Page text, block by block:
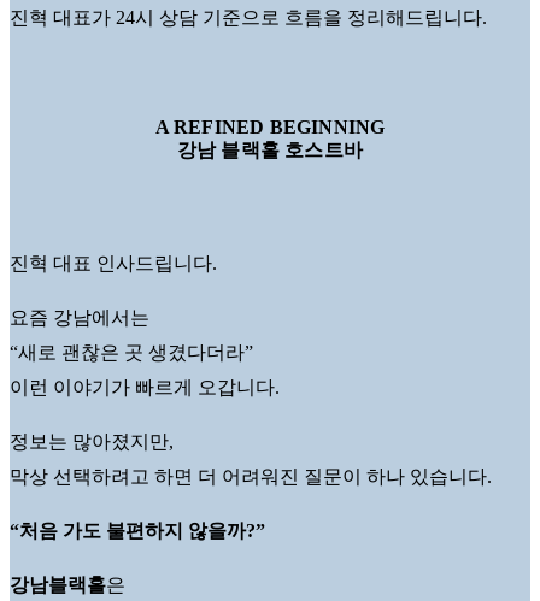
진혁 대표가 24시 상담 기준으로 흐름을 정리해드립니다.
A REFINED BEGINNING
강남 블랙홀 호스트바
진혁 대표 인사드립니다.
요즘 강남에서는
“새로 괜찮은 곳 생겼다더라”
이런 이야기가 빠르게 오갑니다.
정보는 많아졌지만,
막상 선택하려고 하면 더 어려워진 질문이 하나 있습니다.
“처음 가도 불편하지 않을까?”
강남블랙홀은